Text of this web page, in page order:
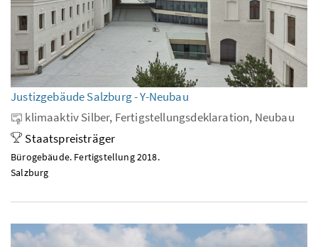
Justizgebäude Salzburg - Y-Neubau
klimaaktiv Silber, Fertigstellungsdeklaration, Neubau
Staatspreisträger
Bürogebäude. Fertigstellung 2018.
Salzburg